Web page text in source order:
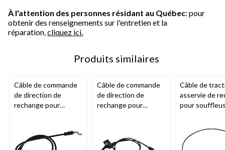
À l'attention des personnes résidant au Québec: pour
obtenir des renseignements sur l'entretien et la
réparation,cliquez ici.
Produits similaires
Câble de commande
de direction de
rechange pour
Câble de commande
de direction de
rechange pour
Câble de
asservie de
pour